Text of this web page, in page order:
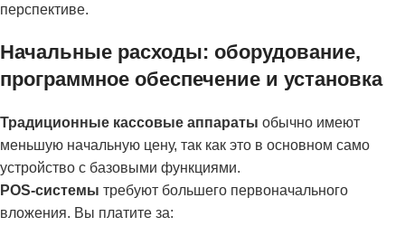
перспективе.
Начальные расходы: оборудование,
программное обеспечение и установка
Традиционные кассовые аппараты обычно имеют
меньшую начальную цену, так как это в основном само
устройство с базовыми функциями.
POS-системы требуют большего первоначального
вложения. Вы платите за: